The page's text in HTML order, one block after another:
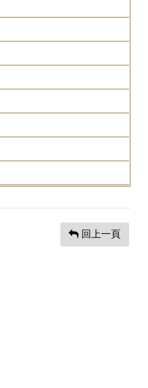
回上一頁